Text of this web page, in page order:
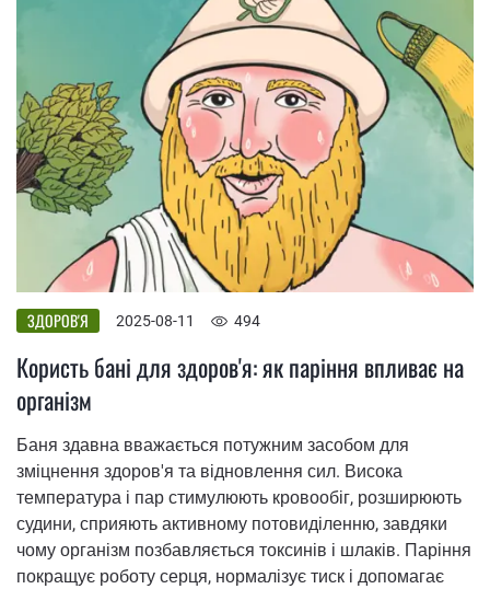
ЗДОРОВ'Я 2025-08-11 494
Користь бані для здоров'я: як паріння впливає на
організм
Баня здавна вважається потужним засобом для
зміцнення здоров'я та відновлення сил. Висока
температура і пар стимулюють кровообіг, розширюють
судини, сприяють активному потовиділенню, завдяки
чому організм позбавляється токсинів і шлаків. Паріння
покращує роботу серця, нормалізує тиск і допомагає